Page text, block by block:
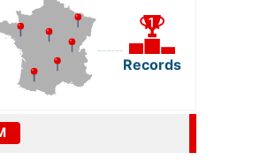
Records